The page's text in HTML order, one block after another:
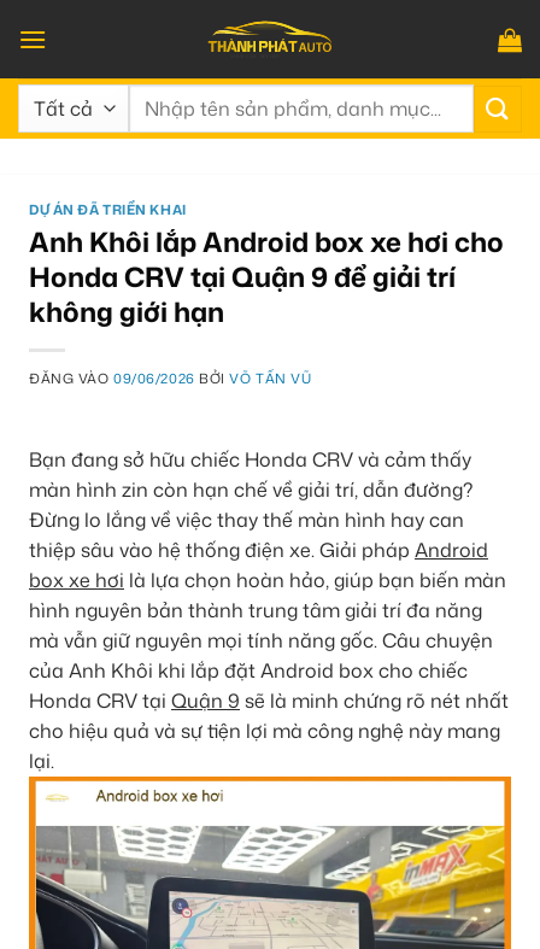
qua
nội
dung
Tìm
DỰ ÁN ĐÃ TRIỂN KHAI
Anh Khôi lắp Android box xe hơi cho
Honda CRV tại Quận 9 để giải trí
không giới hạn
ĐĂNG VÀO09/06/2026 BỞIVÕ TẤN VŨ
Bạn đang sở hữu chiếc Honda CRV và cảm thấy
màn hình zin còn hạn chế về giải trí, dẫn đường?
Đừng lo lắng về việc thay thế màn hình hay can
thiệp sâu vào hệ thống điện xe. Giải pháp Android
box xe hơi là lựa chọn hoàn hảo, giúp bạn biến màn
hình nguyên bản thành trung tâm giải trí đa năng
mà vẫn giữ nguyên mọi tính năng gốc. Câu chuyện
của Anh Khôi khi lắp đặt Android box cho chiếc
Honda CRV tại Quận 9 sẽ là minh chứng rõ nét nhất
cho hiệu quả và sự tiện lợi mà công nghệ này mang
lại.